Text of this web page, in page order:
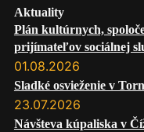
Aktuality
Plán kultúrnych,
prijímateľov sociálnej
01.08.2026
Sladké osvieženie v
23.07.2026
Návšteva kúpaliska v